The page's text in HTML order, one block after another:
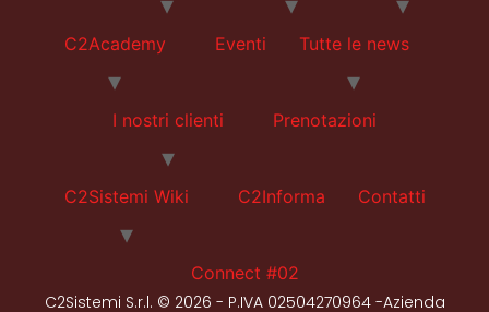
C2Academy Eventi Tutte le news
I nostri clienti Prenotazioni
C2Sistemi Wiki C2Informa Contatti
Connect #02
C2Sistemi S.r.l. © 2026 - P.IVA 02504270964 -Azienda